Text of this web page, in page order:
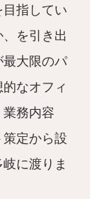
指してい
を引き出
大限のパ
なオフィ
務内容
定から設
に渡りま